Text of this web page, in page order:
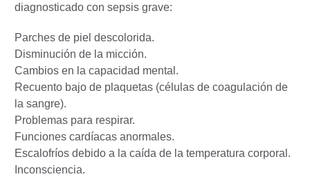
diagnosticado con sepsis grave:
Parches de piel descolorida.
Disminución de la micción.
Cambios en la capacidad mental.
Recuento bajo de plaquetas (células de coagulación de
la sangre).
Problemas para respirar.
Funciones cardíacas anormales.
Escalofríos debido a la caída de la temperatura corporal.
Inconsciencia.